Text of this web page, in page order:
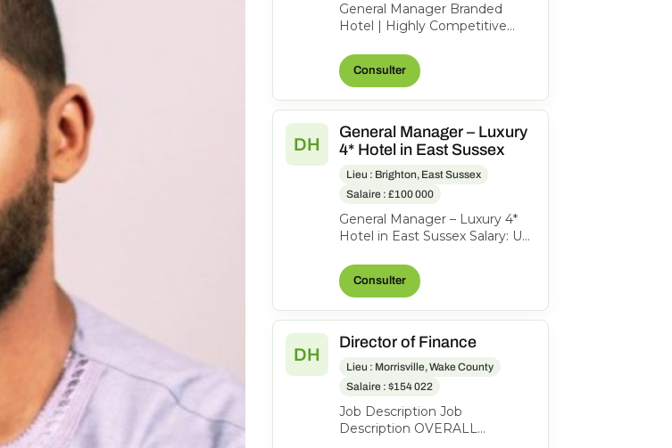
General Manager Branded
Hotel | Highly Competitive
outstanding opportunity to
lead a success...
Consulter
DH
General Manager – Luxury
4* Hotel in East Sussex
Lieu : Brighton, East Sussex
Salaire : £100 000
General Manager – Luxury 4*
Hotel in East Sussex Salary: Up
opportunity has arisen for...
Consulter
DH
Director of Finance
Lieu : Morrisville, Wake County
Salaire : $154 022
Job Description Job
Description OVERALL